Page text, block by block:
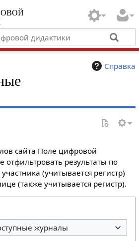
Справка
сайта Поле цифровой
результаты по
(учитывается регистр)
(также учитывается регистр).
журналы